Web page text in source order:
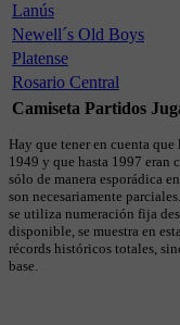
Lanús
Newell´s Old Boys
Platense
Rosario Central
Camiseta Partidos
Hay que tener en cuenta que
1949 y que hasta 1997 eran
sólo de manera esporádica
son necesariamente
se utiliza numeración fija
disponible, se muestra en
récords históricos totales,
base.